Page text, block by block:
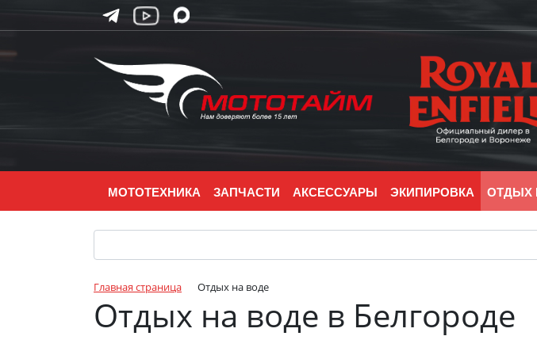
МОТОТЕХНИКА ЗАПЧАСТИ АКСЕССУАРЫ ЭКИПИРОВКА ОТДЫХ
Главная страница Отдых на воде
Отдых на воде в Белгороде